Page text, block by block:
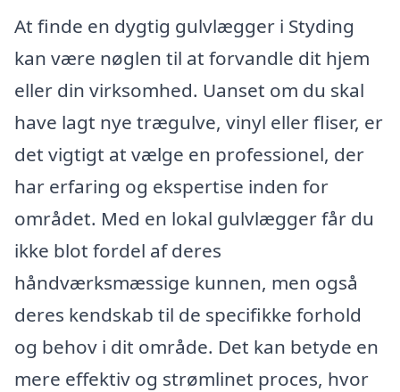
At finde en dygtig gulvlægger i Styding
kan være nøglen til at forvandle dit hjem
eller din virksomhed. Uanset om du skal
have lagt nye trægulve, vinyl eller fliser, er
det vigtigt at vælge en professionel, der
har erfaring og ekspertise inden for
området. Med en lokal gulvlægger får du
ikke blot fordel af deres
håndværksmæssige kunnen, men også
deres kendskab til de specifikke forhold
og behov i dit område. Det kan betyde en
mere effektiv og strømlinet proces, hvor